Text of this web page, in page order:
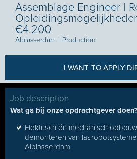
Assemblage Engineer |
€4.200
Alblasserdam I Production
I WANT TO APPLY
Job description
Wat ga bij onze opdrachtgever
Elektrisch én mechanisch
demonteren van
Alblasserdam